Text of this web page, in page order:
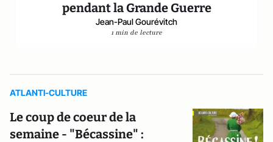
pendant la Grande Guerre
Jean-Paul Gourévitch
1 min de lecture
ATLANTI-CULTURE
Le coup de coeur de la
semaine - "Bécassine" :